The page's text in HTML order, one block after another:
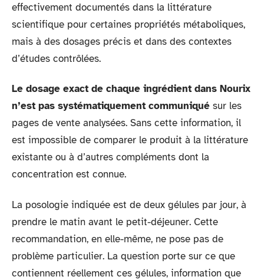
effectivement documentés dans la littérature
scientifique pour certaines propriétés métaboliques,
mais à des dosages précis et dans des contextes
d’études contrôlées.
Le dosage exact de chaque ingrédient dans Nourix
n’est pas systématiquement communiqué sur les
pages de vente analysées. Sans cette information, il
est impossible de comparer le produit à la littérature
existante ou à d’autres compléments dont la
concentration est connue.
La posologie indiquée est de deux gélules par jour, à
prendre le matin avant le petit-déjeuner. Cette
recommandation, en elle-même, ne pose pas de
problème particulier. La question porte sur ce que
contiennent réellement ces gélules, information que